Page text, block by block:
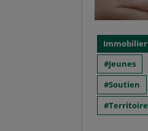
Immobilier
Jeunes
Soutien
Territoire